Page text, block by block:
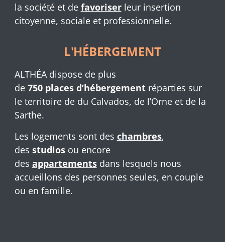
la société et de favoriserleur insertion
citoyenne, sociale et professionnelle.
L'HÉBERGEMENT
ALTHÉA dispose de plus
de 750 places d’hébergementréparties sur
le territoire de du Calvados, de l’Orne et de la
Sarthe.
Les logements sont des chambres,
des studiosou encore
des appartementsdans lesquels nous
accueillons des personnes seules, en couple
ou en famille.